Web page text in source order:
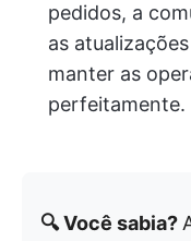
pedidos, a
as
manter as
perfeitamente.
🔍 Você sabia?